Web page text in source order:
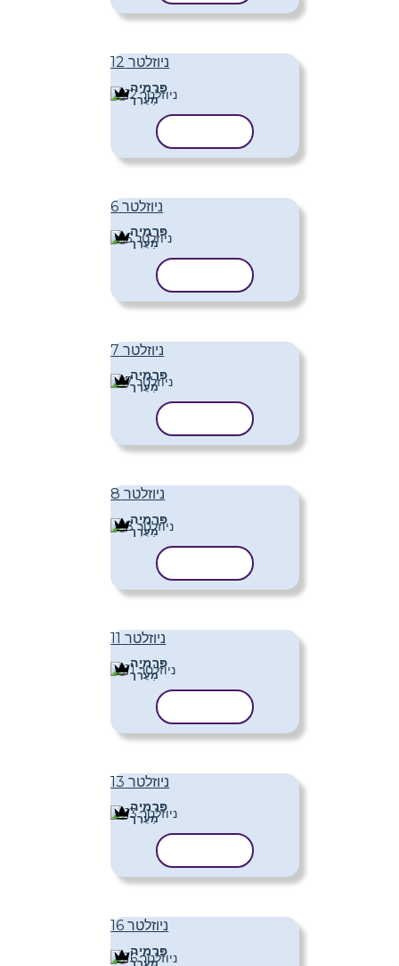
ניוזלטר 12
פּרֶמיָה
מַעֲרָך
ניוזלטר 6
פּרֶמיָה
מַעֲרָך
ניוזלטר 7
פּרֶמיָה
מַעֲרָך
ניוזלטר 8
פּרֶמיָה
מַעֲרָך
ניוזלטר 11
פּרֶמיָה
מַעֲרָך
ניוזלטר 13
פּרֶמיָה
מַעֲרָך
ניוזלטר 16
פּרֶמיָה
מַעֲרָך